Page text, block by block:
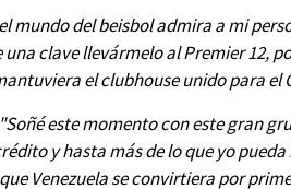
mundo del beisbol admira a mi
una clave llevármelo al Premier 12,
el clubhouse unido para el
"Soñé este momento con este gran
y hasta más de lo que yo
Venezuela se convirtiera por